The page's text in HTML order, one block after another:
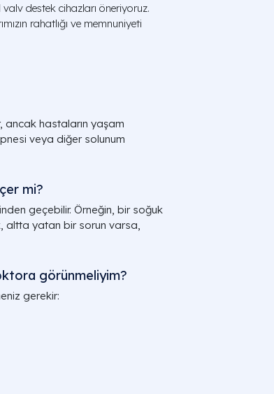
destek cihazları öneriyoruz.
rahatlığı ve memnuniyeti
ancak hastaların yaşam
veya diğer solunum
mi?
geçebilir. Örneğin, bir soğuk
altta yatan bir sorun varsa,
görünmeliyim?
gerekir: